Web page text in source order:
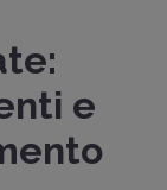
e